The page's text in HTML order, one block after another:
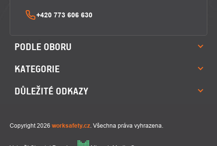
+420 773 606 630
PODLE OBORU
KATEGORIE
DŮLEŽITÉ ODKAZY
Copyright 2026 worksafety.cz. Všechna práva vyhrazena.